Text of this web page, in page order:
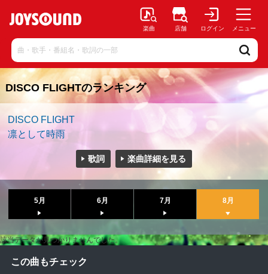
楽曲 店舗 ログイン メニュー
DISCO FLIGHTのランキング
DISCO FLIGHT
凛として時雨
歌詞 楽曲詳細を見る
5月 6月 7月 8月
該当データが見つかりませんでした。
この曲もチェック